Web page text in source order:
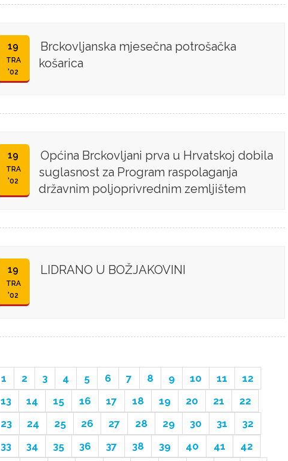
19
TRA
'02
Brckovljanska mjesečna potrošačka
košarica
19
TRA
'02
Općina Brckovljani prva u Hrvatskoj dobila
suglasnost za Program raspolaganja
državnim poljoprivrednim zemljištem
19
TRA
'02
LIDRANO U BOŽJAKOVINI
1 2 3 4 5 6 7 8 9 10 11
12
13
14 15 16 17 18 19 20 21
22
23
24 25 26 27 28 29 30 31
32
33
34 35 36 37 38 39 40 41 42